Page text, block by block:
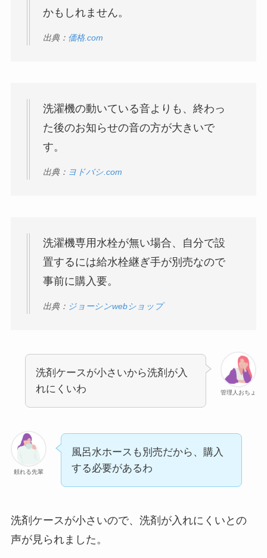
かもしれません。
出典： 価格.com
洗濯機の動いている音よりも、終わっ
た後のお知らせの音の方が大きいで
す。
出典： ヨドバシ.com
洗濯機専用水栓が無い場合、自分で設
置するには給水栓継ぎ手が別売なので
事前に購入要。
出典： ジョーシンwebショップ
管理人おちょ
洗剤ケースが小さいから洗剤が入
れにくいわ
頼れる先輩
風呂水ホースも別売だから、購入
する必要があるわ
洗剤ケースが小さいので、洗剤が入れにくいとの
声が見られました。